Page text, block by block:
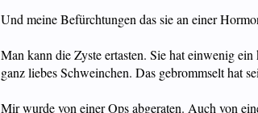
Und meine Befürchtungen das sie an einer
Man kann die Zyste ertasten. Sie hat einwenig
ganz liebes Schweinchen. Das gebrommselt hat
Mir wurde von einer Ops abgeraten. Auch von